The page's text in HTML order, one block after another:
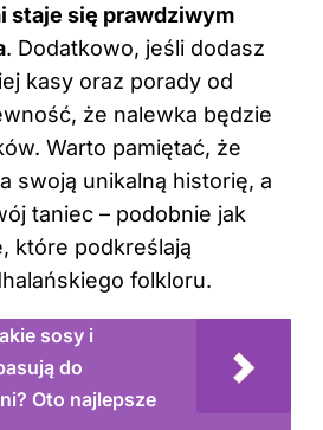
staje się prawdziwym
. Dodatkowo, jeśli dodasz
kasy oraz porady od
że nalewka będzie
Warto pamiętać, że
swoją unikalną historię, a
taniec – podobnie jak
które podkreślają
folkloru.
sosy i
do
Oto najlepsze